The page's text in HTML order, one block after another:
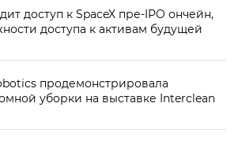
доступ к SpaceX пре-IPO ончейн,
доступа к активам будущей
продемонстрировала
уборки на выставке Interclean